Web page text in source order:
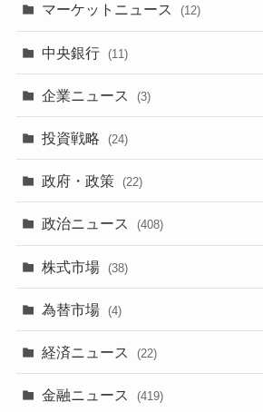
マーケットニュース (12)
中央銀行 (11)
企業ニュース (3)
投資戦略 (24)
政府・政策 (22)
政治ニュース (408)
株式市場 (38)
為替市場 (4)
経済ニュース (22)
金融ニュース (419)